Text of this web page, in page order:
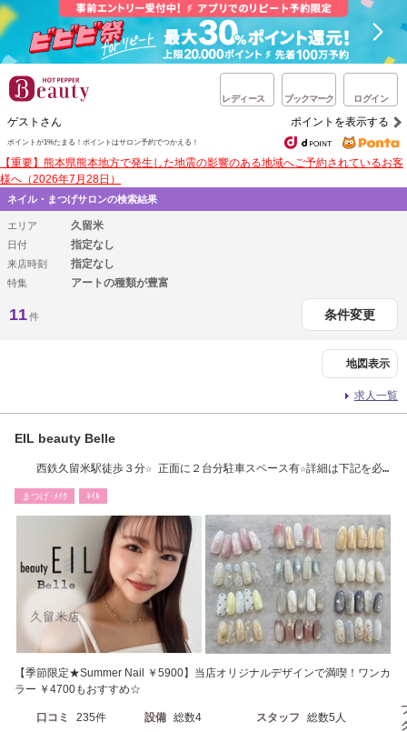
レディース ブックマーク ログイン
ゲストさん ポイントを表示する
ポイントが1%たまる！ ポイントはサロン予約でつかえる！
【重要】熊本県熊本地方で発生した地震の影響のある地域へご予約されているお客
様へ（2026年7月28日）
ネイル・まつげサロンの検索結果
エリア 久留米
日付 指定なし
来店時刻 指定なし
特集 アートの種類が豊富
11件 条件変更
地図表示
求人一覧
EIL beauty Belle
西鉄久留米駅徒歩３分☆ 正面に２台分駐車スペース有☆詳細は下記を必
まつげ･ﾒｲｸ ﾈｲﾙ
【季節限定★Summer Nail ￥5900】当店オリジナルデザインで満喫！ワンカ
ラー ￥4700もおすすめ☆
口コミ 235件 設備 総数4 スタッフ 総数5人